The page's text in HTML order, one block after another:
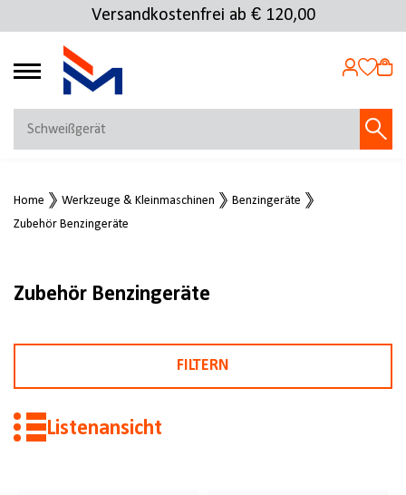
Versandkostenfrei ab € 120,00
4.72
MEIN KONTO
Jetzt anmelden
Home Werkzeuge & Kleinmaschinen
Benzingeräte
Zubehör Benzingeräte
Zubehör Benzingeräte
FILTERN
Listenansicht